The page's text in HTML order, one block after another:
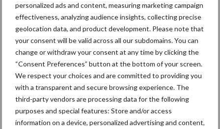
personalized ads and content, measuring marketing campaign
effectiveness, analyzing audience insights, collecting precise
geolocation data, and product development. Please note that
your consent will be valid across all our subdomains. You can
change or withdraw your consent at any time by clicking the
“Consent Preferences” button at the bottom of your screen.
We respect your choices and are committed to providing you
with a transparent and secure browsing experience. The
third-party vendors are processing data for the following
purposes and special features: Store and/or access
information on a device, personalized advertising and content,
BoviMove zorgt voor
eenvoudige, sluitende en
betrouwbare
traceerbaarheid van
rundveetransporten
Tien praktische tips voor
een langere levensduur